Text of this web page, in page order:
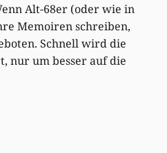
Alt-68er (oder wie in
Memoiren schreiben,
Schnell wird die
nur um besser auf die